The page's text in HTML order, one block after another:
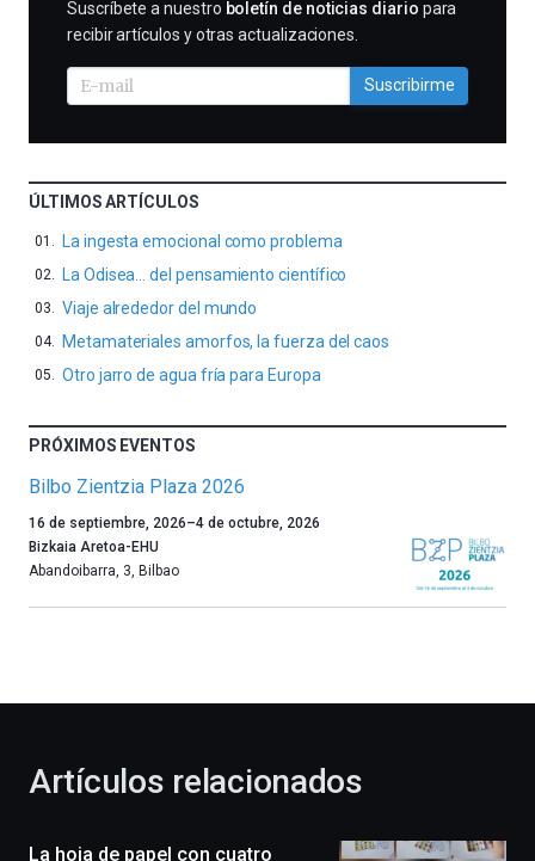
SUSCRIBIRME
Suscríbete a nuestro boletín de noticias diario para
recibir artículos y otras actualizaciones.
Suscribirme
ÚLTIMOS ARTÍCULOS
La ingesta emocional como problema
La Odisea… del pensamiento científico
Viaje alrededor del mundo
Metamateriales amorfos, la fuerza del caos
Otro jarro de agua fría para Europa
PRÓXIMOS EVENTOS
Bilbo Zientzia Plaza 2026
Un
año
más,
celebración
novena
16 de septiembre, 2026–4 de octubre, 2026
Bizkaia Aretoa-EHU
Abandoibarra, 3 Bilbao
Artículos relacionados
La hoja de papel con cuatro